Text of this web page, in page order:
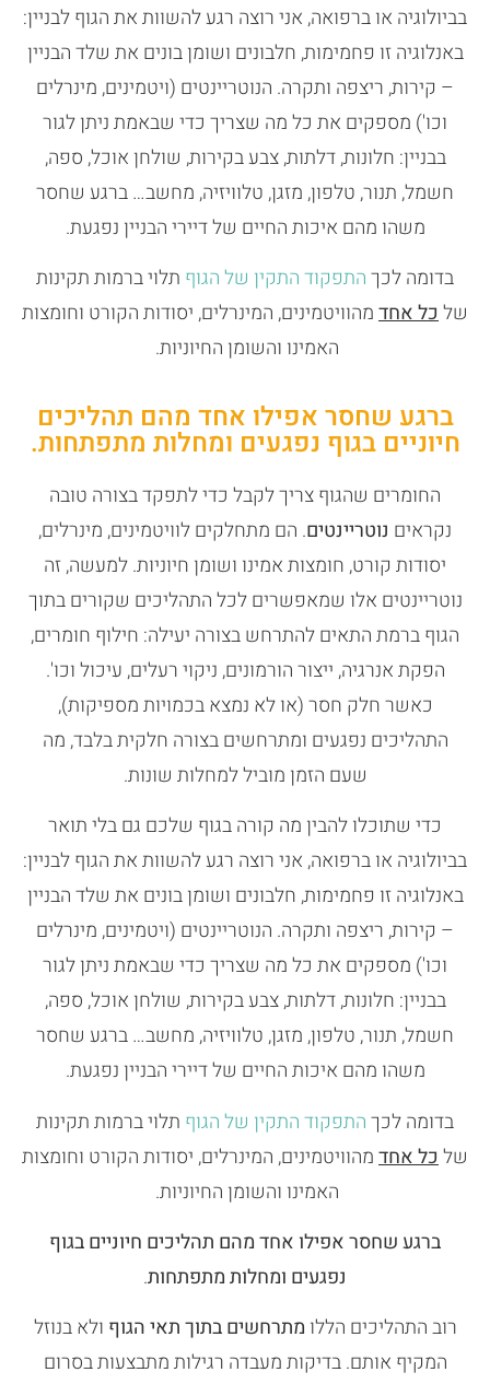
בביולוגיה או ברפואה, אני רוצה רגע להשוות את הגוף לבניין:
באנלוגיה זו פחמימות, חלבונים ושומן בונים את שלד הבניין
– קירות, ריצפה ותקרה. הנוטריינטים (ויטמינים, מינרלים
וכו') מספקים את כל מה שצריך כדי שבאמת ניתן לגור
בבניין: חלונות, דלתות, צבע בקירות, שולחן אוכל, ספה,
חשמל, תנור, טלפון, מזגן, טלוויזיה, מחשב… ברגע שחסר
משהו מהם איכות החיים של דיירי הבניין נפגעת.
בדומה לכךהתפקוד התקין של הגוף תלוי ברמות תקינות
שלכל אחדמהוויטמינים, המינרלים, יסודות הקורט וחומצות
האמינו והשומן החיוניות.
ברגע שחסר אפילו אחד מהם תהליכים
חיוניים בגוף נפגעים ומחלות מתפתחות.
החומרים שהגוף צריך לקבל כדי לתפקד בצורה טובה
נקראים נוטריינטים. הם מתחלקים לוויטמינים, מינרלים,
יסודות קורט, חומצות אמינו ושומן חיוניות. למעשה, זה
נוטריינטים אלו שמאפשרים לכל התהליכים שקורים בתוך
הגוף ברמת התאים להתרחש בצורה יעילה: חילוף חומרים,
הפקת אנרגיה, ייצור הורמונים, ניקוי רעלים, עיכול וכו'.
כאשר חלק חסר (או לא נמצא בכמויות מספיקות),
התהליכים נפגעים ומתרחשים בצורה חלקית בלבד, מה
שעם הזמן מוביל למחלות שונות.
כדי שתוכלו להבין מה קורה בגוף שלכם גם בלי תואר
בביולוגיה או ברפואה, אני רוצה רגע להשוות את הגוף לבניין:
באנלוגיה זו פחמימות, חלבונים ושומן בונים את שלד הבניין
– קירות, ריצפה ותקרה. הנוטריינטים (ויטמינים, מינרלים
וכו') מספקים את כל מה שצריך כדי שבאמת ניתן לגור
בבניין: חלונות, דלתות, צבע בקירות, שולחן אוכל, ספה,
חשמל, תנור, טלפון, מזגן, טלוויזיה, מחשב… ברגע שחסר
משהו מהם איכות החיים של דיירי הבניין נפגעת.
בדומה לכךהתפקוד התקין של הגוף תלוי ברמות תקינות
שלכל אחדמהוויטמינים, המינרלים, יסודות הקורט וחומצות
האמינו והשומן החיוניות.
ברגע שחסראפילו אחד מהם תהליכים חיוניים בגוף
נפגעים ומחלות מתפתחות.
רוב התהליכים הללו מתרחשים בתוך תאי הגוף ולא בנוזל
המקיף אותם. בדיקות מעבדה רגילות מתבצעות בסרום